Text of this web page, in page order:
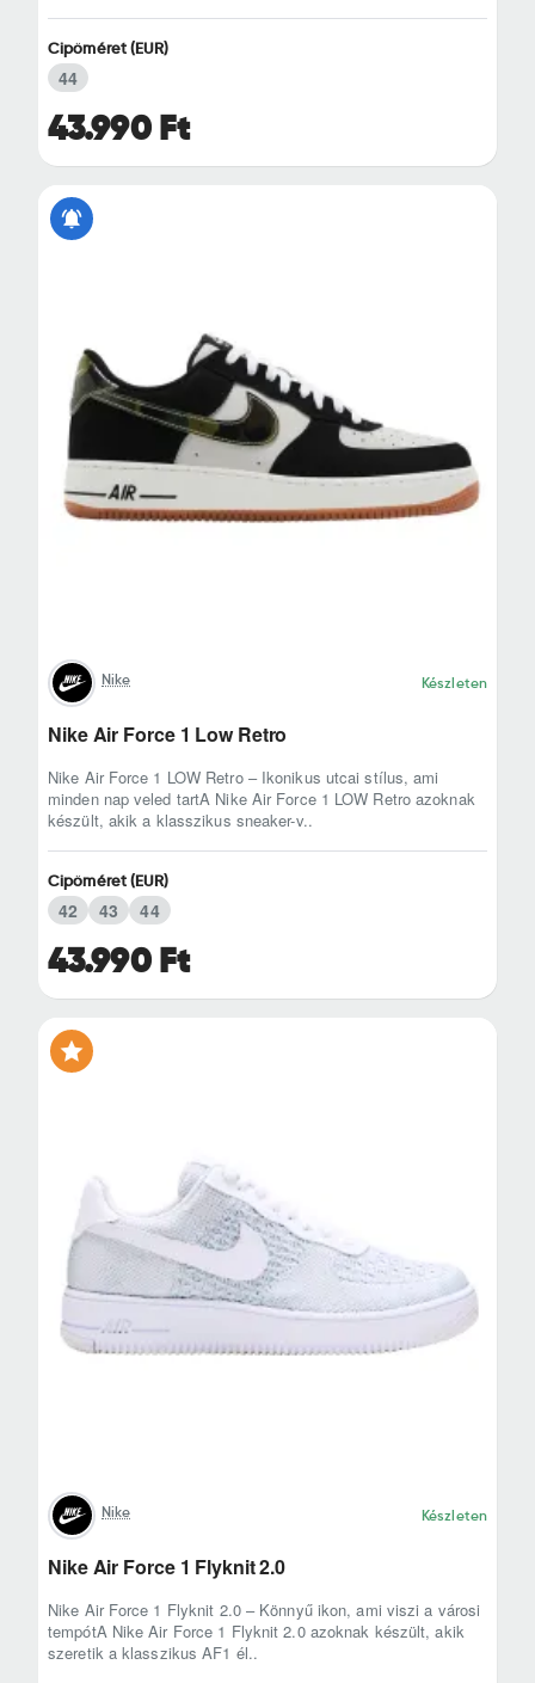
43.990 Ft
Cipőméret (EUR)
44
Nike Készleten
Nike Air Force 1 Low Retro
Nike Air Force 1 LOW Retro – Ikonikus utcai stílus, ami
minden nap veled tartA Nike Air Force 1 LOW Retro azoknak
készült, akik a klasszikus sneaker-v..
43.990 Ft
Cipőméret (EUR)
42 43 44
Nike Készleten
Nike Air Force 1 Flyknit 2.0
Nike Air Force 1 Flyknit 2.0 – Könnyű ikon, ami viszi a városi
tempótA Nike Air Force 1 Flyknit 2.0 azoknak készült, akik
szeretik a klasszikus AF1 él..